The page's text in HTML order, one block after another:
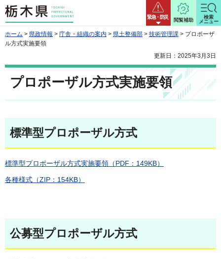
栃木県 緊急・防災
閲覧補助
検索
メニュー
ホーム > 県政情報 > 庁舎・組織の案内 > 県土整備部 > 技術管理課 > プロポーザ
ル方式実施要領
更新日：2025年3月3日
プロポーザル方式実施要領
標準型プロポーザル方式
標準型プロポーザル方式実施要領（PDF：149KB）
各種様式（ZIP：154KB）
公募型プロポーザル方式